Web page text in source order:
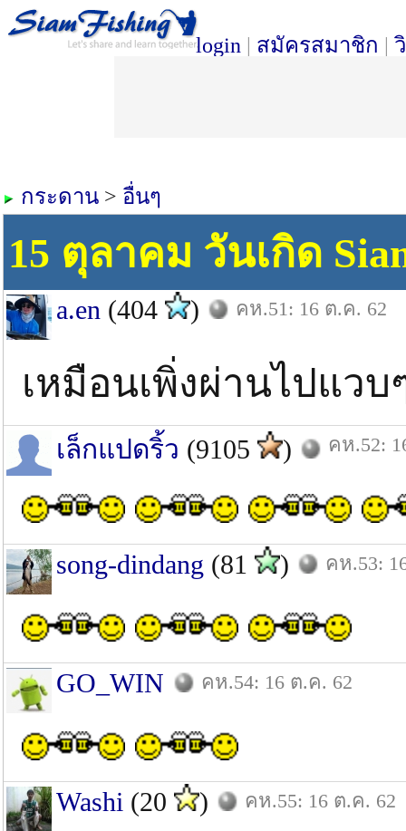
login | สมัครสมาชิก |
กระดาน > อื่นๆ
15 ตุลาคม วันเกิด
a.en (404 ) คห.51: 16 ต.ค. 62
เหมือนเพิ่งผ่านไปแวบ
เล็กแปดริ้ว (9105 ) คห.52:
song-dindang (81 ) คห.53:
GO_WIN คห.54: 16 ต.ค. 62
Washi (20 ) คห.55: 16 ต.ค. 62